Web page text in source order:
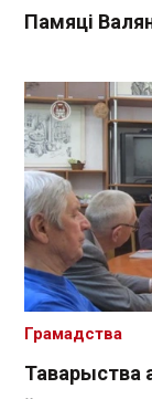
Памяці
Таварыства
Грамадства